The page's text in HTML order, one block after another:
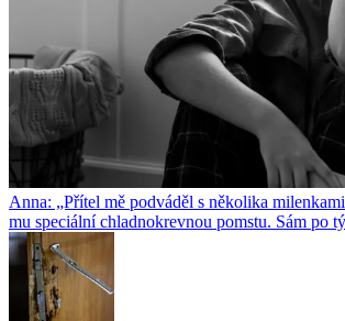
Anna: „Přítel mě podváděl s několika
mu speciální chladnokrevnou pomstu. Sám po